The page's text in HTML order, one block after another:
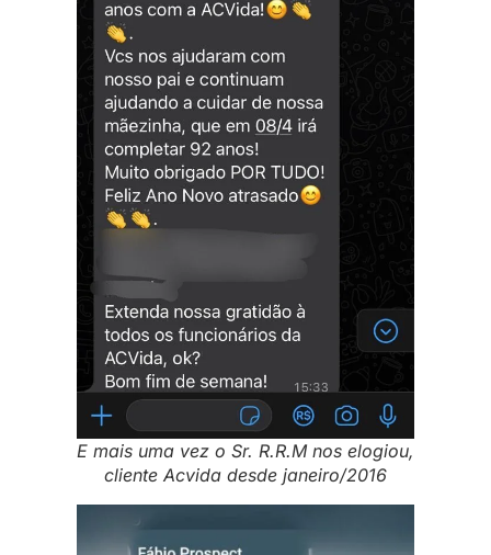
E mais uma vez o Sr. R.R.M nos elogiou,
cliente Acvida desde janeiro/2016